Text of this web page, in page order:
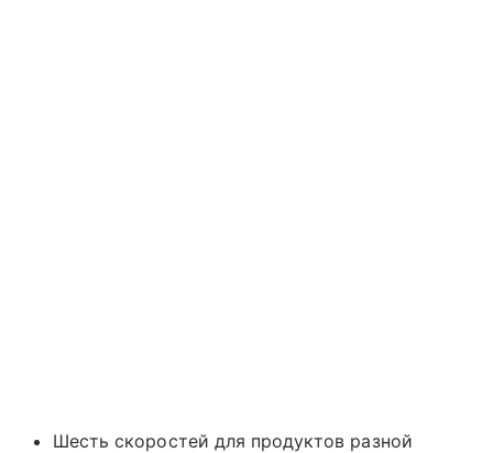
Шесть скоростей для продуктов разной